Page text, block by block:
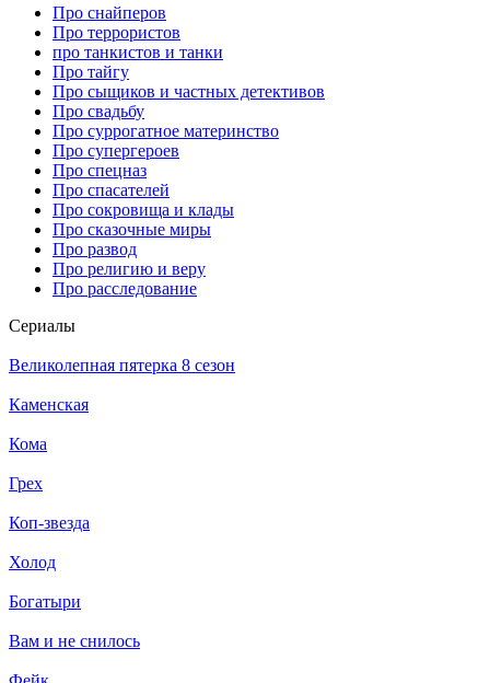
Про снайперов
Про террористов
про танкистов и танки
Про тайгу
Про сыщиков и частных детективов
Про свадьбу
Про суррогатное материнство
Про супергероев
Про спецназ
Про спасателей
Про сокровища и клады
Про сказочные миры
Про развод
Про религию и веру
Про расследование
Се­риа­лы
Великолепная пятерка 8 сезон
Каменская
Кома
Грех
Коп-звезда
Холод
Богатыри
Вам и не снилось